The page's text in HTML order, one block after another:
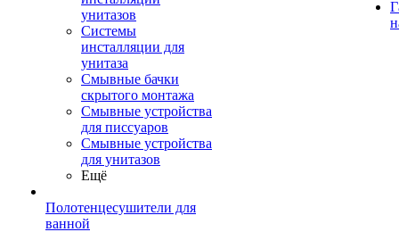
унитазов
Системы
инсталляции для
унитаза
Смывные бачки
скрытого монтажа
Смывные устройства
для писсуаров
Смывные устройства
для унитазов
Ещё
Полотенцесушители для
ванной